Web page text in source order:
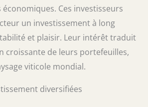
économiques. Ces investisseurs
un investissement à long
et plaisir. Leur intérêt traduit
croissante de leurs portefeuilles,
viticole mondial.
diversifiées